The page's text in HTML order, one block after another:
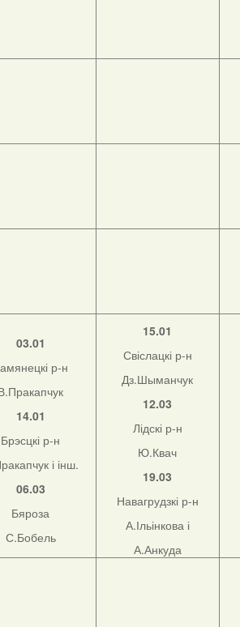
03.01
р-н
14.01
Брэсцкі р-н
і інш.
06.03
Бяроза
С.Бобель
15.01
Свіслацкі р-н
Дз.Шыманчук
12.03
Лідскі р-н
Ю.Квач
19.03
Навагрудзкі р-н
А.Ільінкова і
А.Анкуда